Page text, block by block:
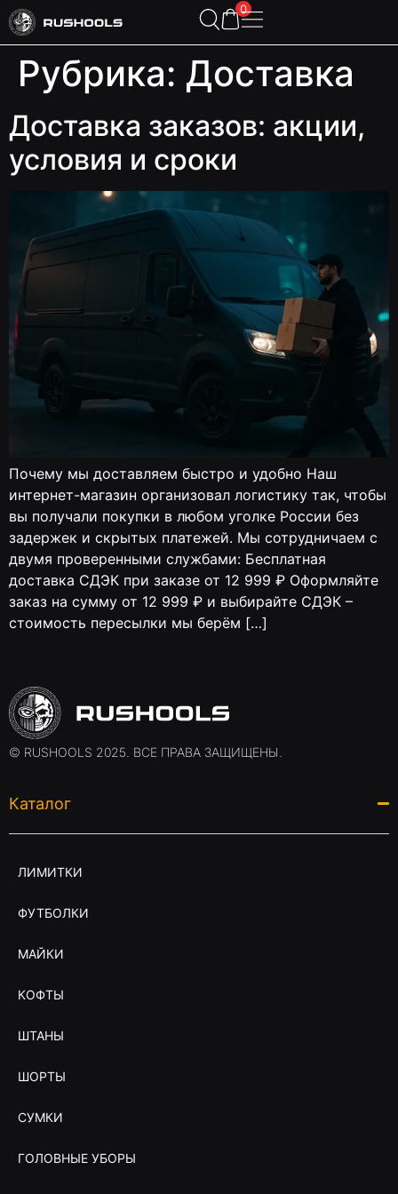
0
Рубрика: Доставка
Доставка заказов: акции,
условия и сроки
Почему мы доставляем быстро и удобно Наш
интернет-магазин организовал логистику так, чтобы
вы получали покупки в любом уголке России без
задержек и скрытых платежей. Мы сотрудничаем с
двумя проверенными службами: Бесплатная
доставка СДЭК при заказе от 12 999 ₽ Оформляйте
заказ на сумму от 12 999 ₽ и выбирайте СДЭК –
стоимость пересылки мы берём […]
© RUSHOOLS 2025. ВСЕ ПРАВА ЗАЩИЩЕНЫ.
Каталог
ЛИМИТКИ
ФУТБОЛКИ
МАЙКИ
КОФТЫ
ШТАНЫ
ШОРТЫ
СУМКИ
ГОЛОВНЫЕ УБОРЫ